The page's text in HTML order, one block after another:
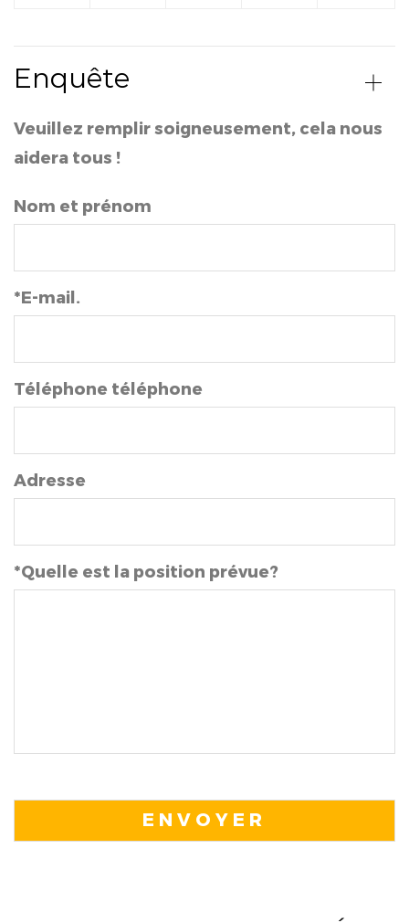
Enquête
Veuillez remplir soigneusement, cela nous
aidera tous !
Nom et prénom
*E-mail.
Téléphone téléphone
Adresse
*Quelle est la position prévue?